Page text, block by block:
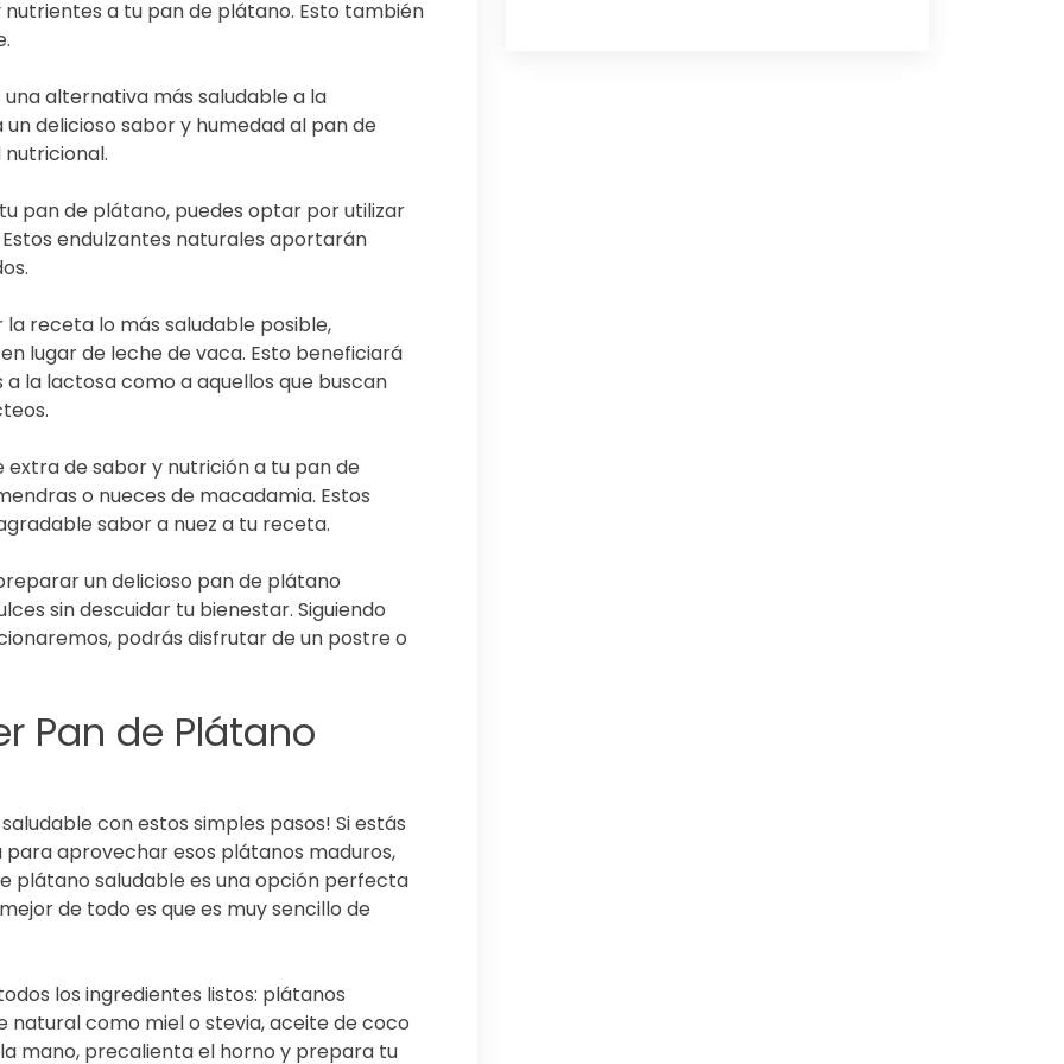
a tu pan de plátano. Esto también
alternativa más saludable a la
delicioso sabor y humedad al pan de
pan de plátano, puedes optar por utilizar
endulzantes naturales aportarán
receta lo más saludable posible,
lugar de leche de vaca. Esto beneficiará
la lactosa como a aquellos que buscan
de sabor y nutrición a tu pan de
o nueces de macadamia. Estos
sabor a nuez a tu receta.
un delicioso pan de plátano
sin descuidar tu bienestar. Siguiendo
podrás disfrutar de un postre o
Pan de Plátano
con estos simples pasos! Si estás
aprovechar esos plátanos maduros,
plátano saludable es una opción perfecta
de todo es que es muy sencillo de
los ingredientes listos: plátanos
natural como miel o stevia, aceite de coco
mano, precalienta el horno y prepara tu